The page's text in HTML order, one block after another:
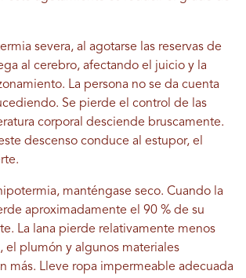
severa, al agotarse las reservas de
al cerebro, afectando el juicio y la
La persona no se da cuenta
Se pierde el control de las
corporal desciende bruscamente.
descenso conduce al estupor, el
manténgase seco. Cuando la
aproximadamente el 90 % de su
La lana pierde relativamente menos
el plumón y algunos materiales
más. Lleve ropa impermeable adecuada